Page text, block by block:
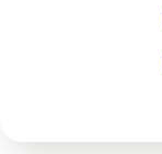
partiellement